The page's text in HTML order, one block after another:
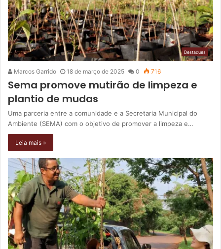
Destaques
Marcos Garrido 18 de março de 2025 0 716
Sema promove mutirão de limpeza e
plantio de mudas
Uma parceria entre a comunidade e a Secretaria Municipal do
Ambiente (SEMA) com o objetivo de promover a limpeza e…
Leia mais »